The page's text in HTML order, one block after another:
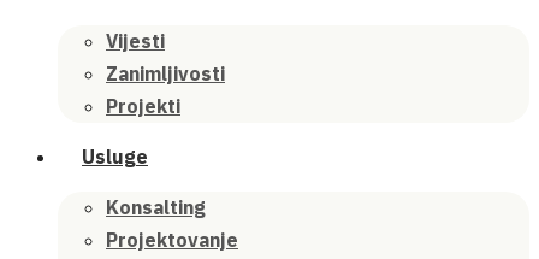
Vijesti
Zanimljivosti
Projekti
Usluge
Konsalting
Projektovanje